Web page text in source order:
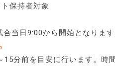
保持者対象
当日9:00から開始となりま
分前を目安に行います。時